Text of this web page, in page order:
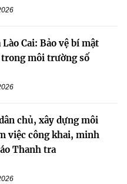
Cai: Bảo vệ bí mật
trong môi trường số
chủ, xây dựng môi
việc công khai, minh
Thanh tra